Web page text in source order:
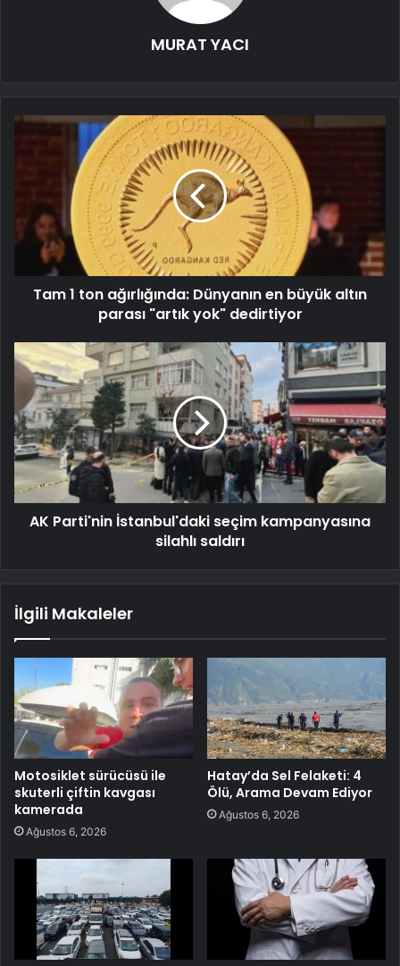
MURAT YACI
Tam 1 ton ağırlığında: Dünyanın en büyük altın
parası "artık yok" dedirtiyor
AK Parti'nin İstanbul'daki seçim kampanyasına
silahlı saldırı
İlgili Makaleler
Motosiklet sürücüsü ile
skuterli çiftin kavgası
kamerada
Ağustos 6, 2026
Hatay’da Sel Felaketi: 4
Ölü, Arama Devam Ediyor
Ağustos 6, 2026